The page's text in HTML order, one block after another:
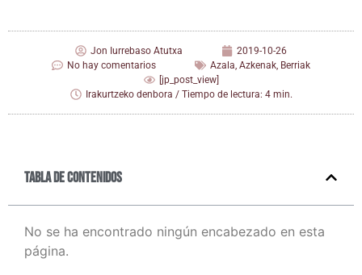
Jon Iurrebaso Atutxa
2019-10-26
No hay comentarios
Azala Azkenak Berriak
[jp_post_view]
Irakurtzeko denbora / Tiempo de lectura: 4 min.
Tabla de contenidos
No se ha encontrado ningún encabezado en esta
página.